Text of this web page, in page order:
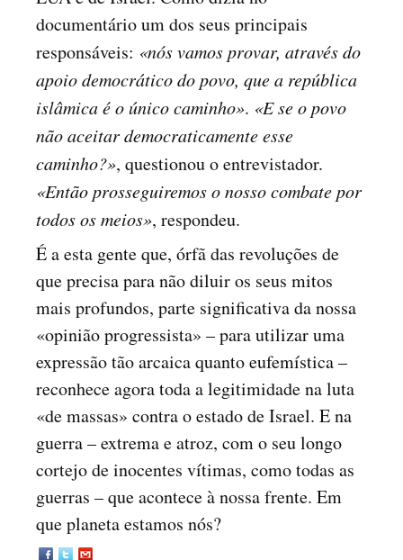
documentário um dos seus principais
responsáveis: «nós vamos provar, através do
apoio democrático do povo, que a república
islâmica é o único caminho». «E se o povo
não aceitar democraticamente esse
caminho?», questionou o entrevistador.
«Então prosseguiremos o nosso combate por
todos os meios», respondeu.
É a esta gente que, órfã das revoluções de
que precisa para não diluir os seus mitos
mais profundos, parte significativa da nossa
«opinião progressista» – para utilizar uma
expressão tão arcaica quanto eufemística –
reconhece agora toda a legitimidade na luta
«de massas» contra o estado de Israel. E na
guerra – extrema e atroz, com o seu longo
cortejo de inocentes vítimas, como todas as
guerras – que acontece à nossa frente. Em
que planeta estamos nós?